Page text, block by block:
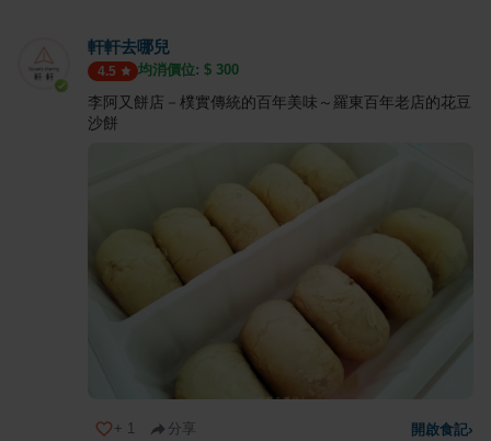
軒軒去哪兒
4.5 均消價位: $ 300
李阿又餅店－樸實傳統的百年美味～羅東百年老店的花豆
沙餅
+ 1 分享 開啟食記›